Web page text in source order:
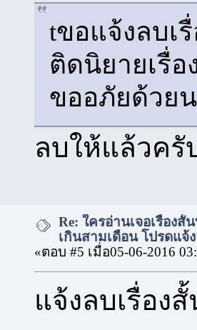
tขอแจ้งลบเรื่
ติดนิยายเรื่
ขออภัยด้วย
ลบให้แล้วครั
Re: ใครอ่านเจอเรื่อง
เกินสามเดือน โปรดแจ้
«ตอบ #5 เมื่อ05-06-2016
แจ้งลบเรื่อง